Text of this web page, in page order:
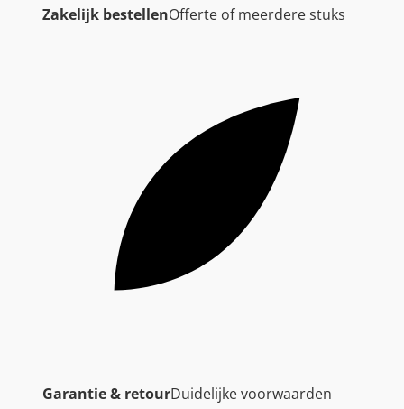
Zakelijk bestellenOfferte of meerdere stuks
Garantie & retourDuidelijke voorwaarden